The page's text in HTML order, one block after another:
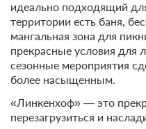
идеально подходящий
территории есть баня,
мангальная зона для
прекрасные условия для
сезонные мероприятия
более насыщенным.
«Линкенхоф» — это
перезагрузиться и